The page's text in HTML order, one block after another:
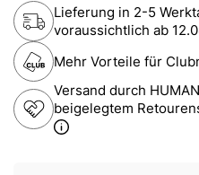
Lieferung in 2-5
voraussichtlich ab
Mehr Vorteile für
Versand durch
beigelegtem